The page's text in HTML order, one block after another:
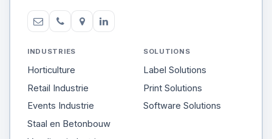
INDUSTRIES
Horticulture
Retail Industrie
Events Industrie
Staal en Betonbouw
SOLUTIONS
Label Solutions
Print Solutions
Software Solutions